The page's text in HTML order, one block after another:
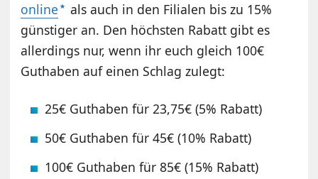
online
als auch in den Filialen bis zu 15%
günstiger an. Den höchsten Rabatt gibt es
allerdings nur, wenn ihr euch gleich 100€
Guthaben auf einen Schlag zulegt:
25€ Guthaben für 23,75€ (5% Rabatt)
50€ Guthaben für 45€ (10% Rabatt)
100€ Guthaben für 85€ (15% Rabatt)